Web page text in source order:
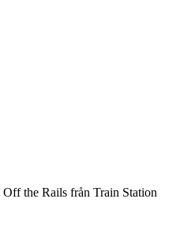
the Rails från Train Station